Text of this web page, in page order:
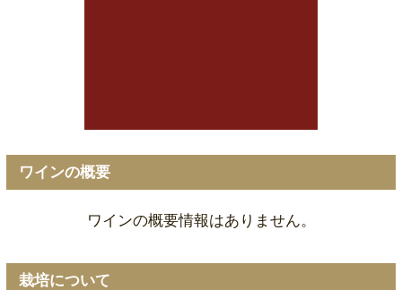
ワインの概要
ワインの概要情報はありません。
栽培について